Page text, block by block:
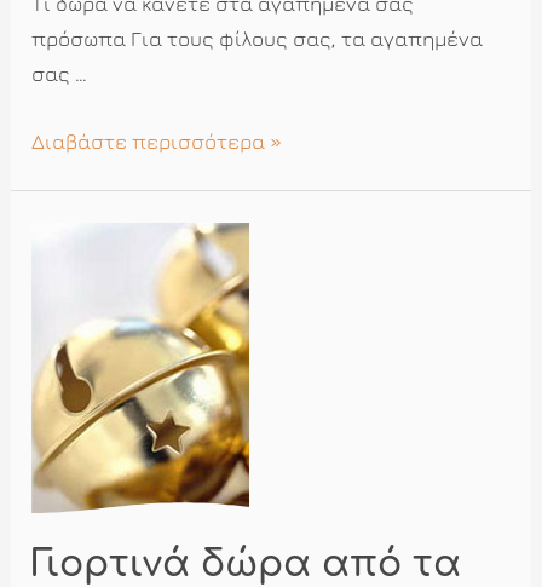
πρόσωπα Για τους φίλους σας, τα αγαπημένα
σας …
Πασχαλινά
Διαβάστε περισσότερα »
Γιορτινά δώρα από τα